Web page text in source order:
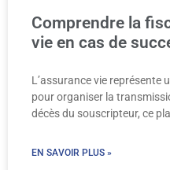
Comprendre la
vie en cas de
L’assurance vie représente
pour organiser la
décès du souscripteur, ce
EN SAVOIR PLUS »